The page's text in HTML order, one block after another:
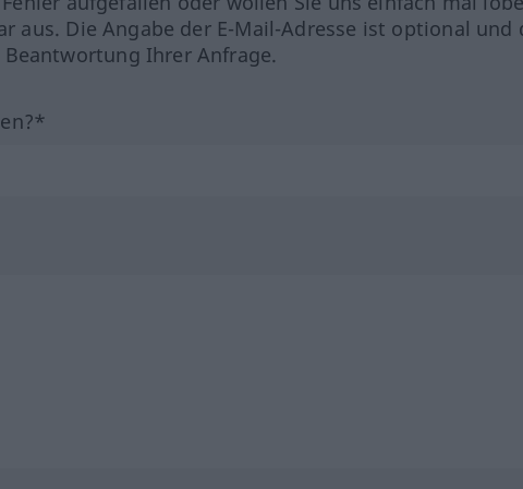
aus. Die Angabe der E-Mail-Adresse ist optional und
Ihrer Anfrage.